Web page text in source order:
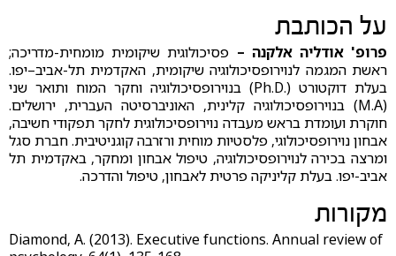
על הכותבת
פרופ' אודליה אלקנה – פסיכולוגית שיקומית מומחית-מדריכה;
ראשת המגמה לנוירופסיכולוגיה שיקומית, האקדמית תל-אביב–יפו.
בעלת דוקטורט (.Ph.D) בנוירופסיכולוגיה וחקר המוח ותואר שני
(M.A) בנוירופסיכולוגיה קלינית, האוניברסיטה העברית, ירושלים.
חוקרת ועומדת בראש מעבדה נוירופסיכולוגית לחקר תפקודי חשיבה,
אבחון נוירופסיכולוגי, פלסטיות מוחית ורזרבה קוגניטיבית. חברת סגל
ומרצה בכירה לנוירופסיכולוגיה, טיפול אבחון ומחקר, באקדמית תל
אביב-יפו. בעלת קליניקה פרטית לאבחון, טיפול והדרכה.
מקורות
Diamond, A. (2013). Executive functions. Annual review of